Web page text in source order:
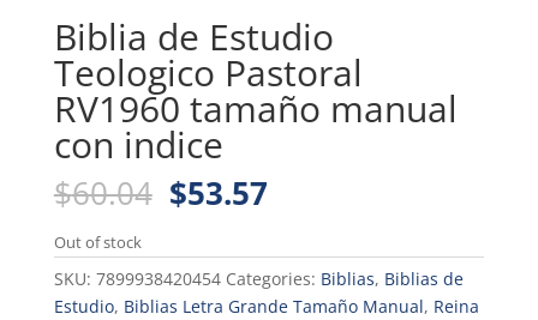
Biblia de Estudio
Teologico Pastoral
RV1960 tamaño manual
con indice
$60.04 Original
price
was:
$60.04.
$53.57Current
is:
$53.57.
Out of stock
SKU: 7899938420454 Categories: Biblias, Biblias de
Estudio, Biblias Letra Grande Tamaño Manual, Reina